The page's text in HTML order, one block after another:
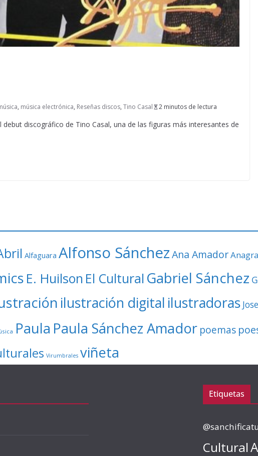
, música electrónica, Reseñas discos, Tino Casal 2 minutos de lectura
discográfico de Tino Casal, una de las figuras más interesantes de
Alfaguara Alfonso SánchezAna Amador
E. Huilson El Cultural Gabriel Sánchez
ilustración digital ilustradoras
Paula Paula Sánchez Amador poemas
Virumbrales viñeta
Etiquetas
Cultural